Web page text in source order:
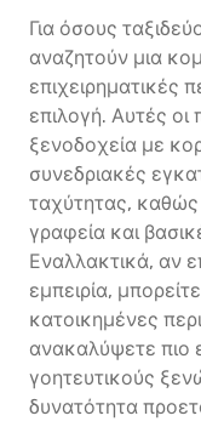
Για όσους
αναζητούν μια
επιχειρηματικές
επιλογή. Αυτές
ξενοδοχεία με
συνεδριακές
ταχύτητας, καθώς
γραφεία και
Εναλλακτικά, αν
εμπειρία,
κατοικημένες
ανακαλύψετε
γοητευτικούς
δυνατότητα